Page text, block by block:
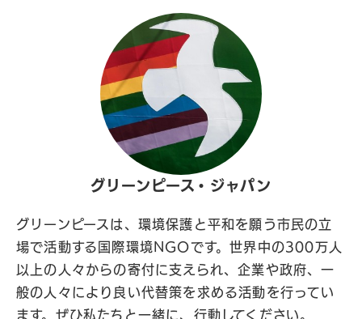
グリーンピース・ジャパン
グリーンピースは、環境保護と平和を願う市民の立
場で活動する国際環境NGOです。世界中の300万人
以上の人々からの寄付に支えられ、企業や政府、一
般の人々により良い代替策を求める活動を行ってい
ます。ぜひ私たちと一緒に、行動してください。